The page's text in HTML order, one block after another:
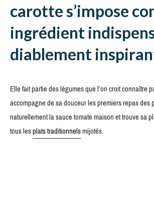
carotte s’impose
ingrédient
diablement
Elle fait partie des légumes que l’on croit connaître
accompagne de sa douceur les premiers repas des
naturellement la sauce tomate maison et trouve sa
tous lesplats traditionnelsmijotés.